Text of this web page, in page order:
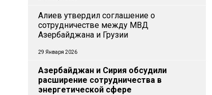
Алиев утвердил соглашение о
сотрудничестве между МВД
Азербайджана и Грузии
29 Января 2026
Азербайджан и Сирия обсудили
расширение сотрудничества в
энергетической сфере